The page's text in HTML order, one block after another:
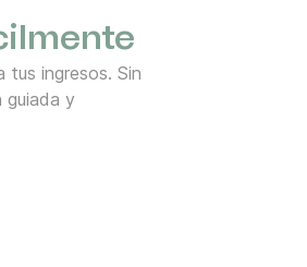
tus ingresos. Sin
guiada y